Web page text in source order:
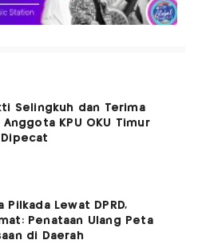
Selingkuh dan Terima
Anggota KPU OKU Timur
Dipecat
Pilkada Lewat DPRD,
Penataan Ulang Peta
di Daerah